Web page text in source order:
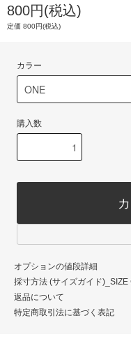
800円(税込)
定価 800円(税込)
カラー
購入数
オプションの値段詳細
採寸方法 (サイズガイド)_SIZE
返品について
特定商取引法に基づく表記